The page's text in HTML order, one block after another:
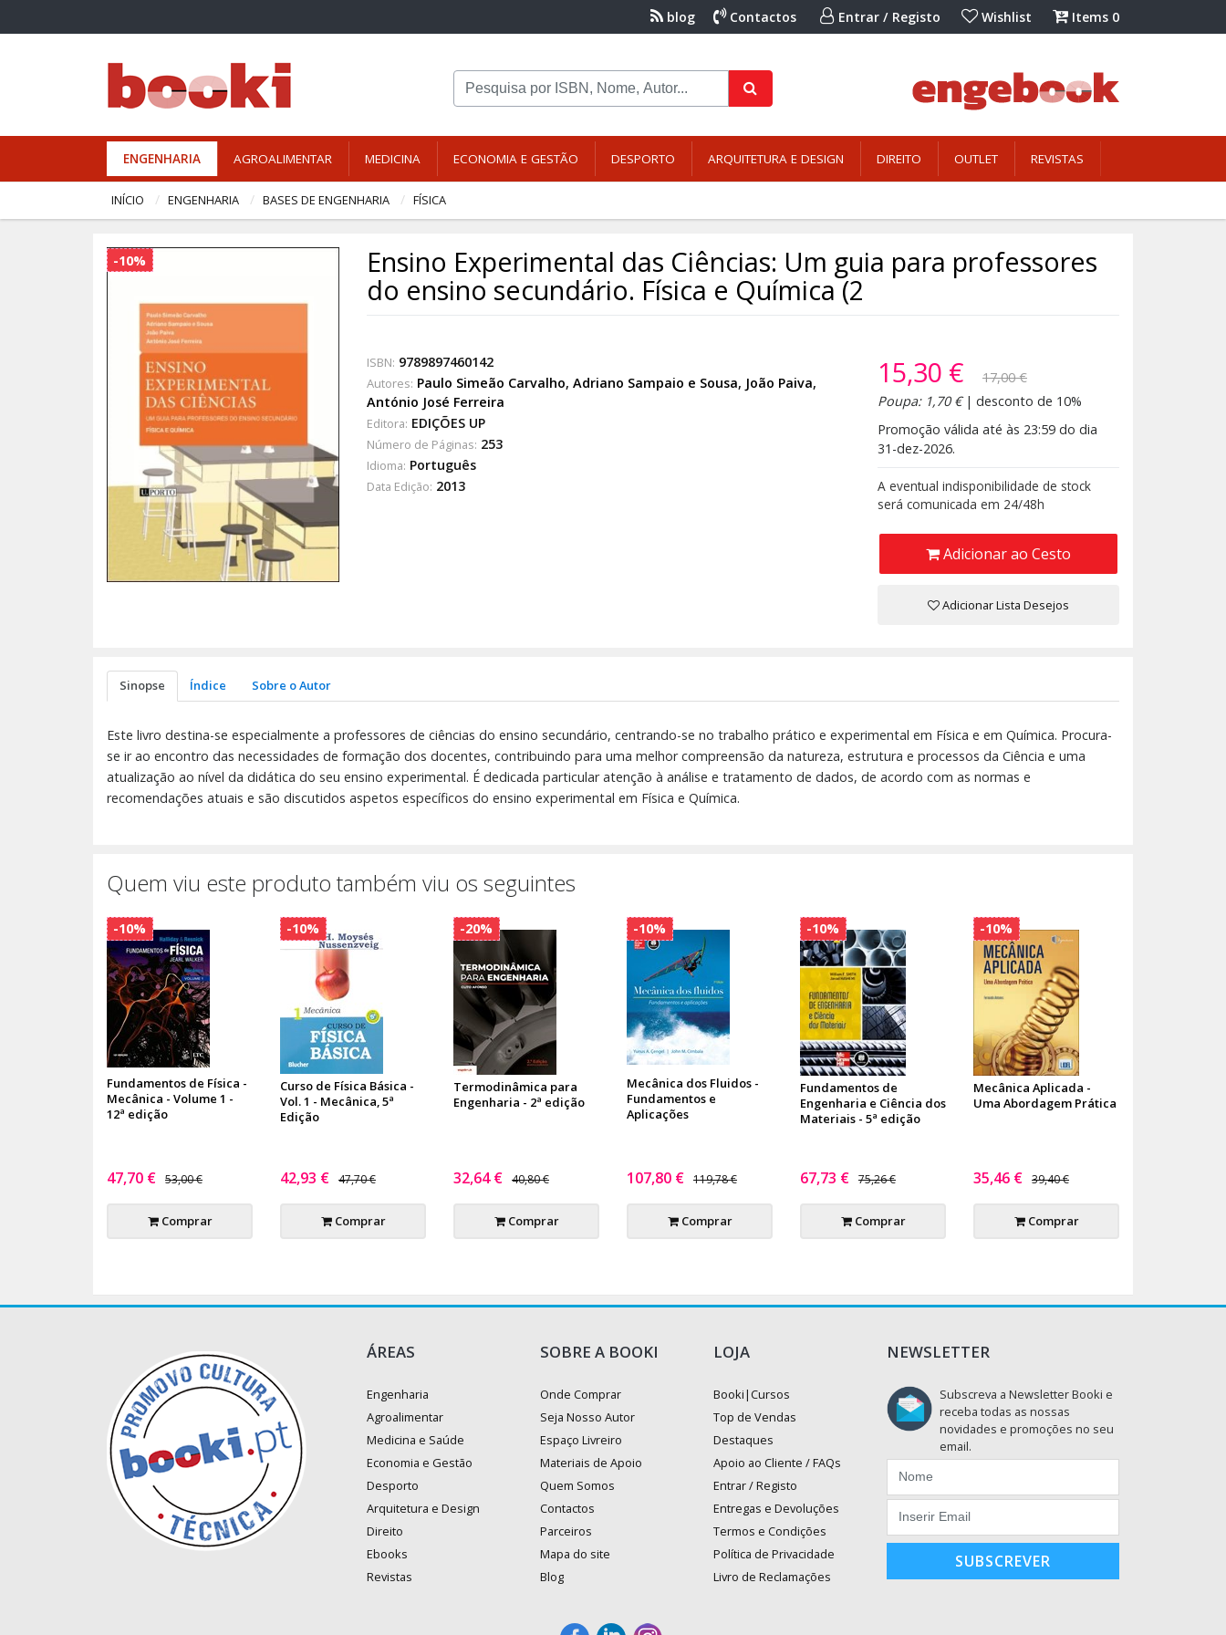
blog Contactos Entrar / Registo Wishlist Items 0
ENGENHARIA AGROALIMENTAR MEDICINA ECONOMIA E GESTÃO DESPORTO ARQUITETURA E DESIGN DIREITO OUTLET REVISTAS
INÍCIO ENGENHARIA BASES DE ENGENHARIA FÍSICA
-10% Ensino Experimental das Ciências: Um guia para professores
do ensino secundário. Física e Química (2
ISBN: 9789897460142
Autores: Paulo Simeão Carvalho, Adriano Sampaio e Sousa, João Paiva,
António José Ferreira
Editora: EDIÇÕES UP
Número de Páginas: 253
Idioma: Português
Data Edição: 2013
15,30 €
17,00 €
Poupa: 1,70 €| desconto de 10%
Promoção válida até às 23:59 do dia
31-dez-2026.
A eventual indisponibilidade de stock
será comunicada em 24/48h
Adicionar ao Cesto
Adicionar Lista Desejos
Sinopse Índice Sobre o Autor
Este livro destina-se especialmente a professores de ciências do ensino secundário, centrando-se no trabalho prático e experimental em Física e em Química. Procura-
se ir ao encontro das necessidades de formação dos docentes, contribuindo para uma melhor compreensão da natureza, estrutura e processos da Ciência e uma
atualização ao nível da didática do seu ensino experimental. É dedicada particular atenção à análise e tratamento de dados, de acordo com as normas e
recomendações atuais e são discutidos aspetos específicos do ensino experimental em Física e Química.
Quem viu este produto também viu os seguintes
Fundamentos de Física -
Mecânica - Volume 1 -
12ª edição
47,70 € 53,00 €
Comprar
-10%
Curso de Física Básica -
Vol. 1 - Mecânica, 5ª
Edição
42,93 € 47,70 €
Comprar
-10%
Termodinâmica para
Engenharia - 2ª edição
32,64 € 40,80 €
Comprar
-20%
Mecânica dos Fluidos -
Fundamentos e
Aplicações
107,80 € 119,78 €
Comprar
-10%
Fundamentos de
Engenharia e Ciência dos
Materiais - 5ª edição
67,73 € 75,26 €
Comprar
-10%
Mecânica Aplicada -
Uma Abordagem Prática
35,46 € 39,40 €
Comprar
-10%
ÁREAS
Engenharia
Agroalimentar
Medicina e Saúde
Economia e Gestão
Desporto
Arquitetura e Design
Direito
Ebooks
Revistas
SOBRE A BOOKI
Onde Comprar
Seja Nosso Autor
Espaço Livreiro
Materiais de Apoio
Quem Somos
Contactos
Parceiros
Mapa do site
Blog
LOJA
Booki|Cursos
Top de Vendas
Destaques
Apoio ao Cliente / FAQs
Entrar / Registo
Entregas e Devoluções
Termos e Condições
Política de Privacidade
Livro de Reclamações
NEWSLETTER
Subscreva a Newsletter Booki e
receba todas as nossas
novidades e promoções no seu
email.
SUBSCREVER